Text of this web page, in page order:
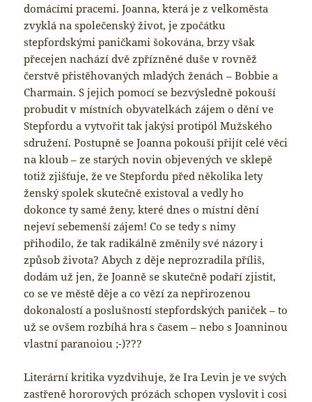
domácími pracemi. Joanna, která je z velkoměsta
zvyklá na společenský život, je zpočátku
stepfordskými paničkami šokována, brzy však
přecejen nachází dvě zpřízněné duše v rovněž
čerstvě přistěhovaných mladých ženách – Bobbie a
Charmain. S jejich pomocí se bezvýsledně pokouší
probudit v místních obyvatelkách zájem o dění ve
Stepfordu a vytvořit tak jakýsi protipól Mužského
sdružení. Postupně se Joanna pokouší přijít celé věci
na kloub – ze starých novin objevených ve sklepě
totiž zjišťuje, že ve Stepfordu před několika lety
ženský spolek skutečně existoval a vedly ho
dokonce ty samé ženy, které dnes o místní dění
nejeví sebemenší zájem! Co se tedy s nimy
přihodilo, že tak radikálně změnily své názory i
způsob života? Abych z děje neprozradila příliš,
dodám už jen, že Joanně se skutečně podaří zjistit,
co se ve městě děje a co vězí za nepřirozenou
dokonalostí a poslušností stepfordských paniček – to
už se ovšem rozbíhá hra s časem – nebo s Joanninou
vlastní paranoiou ;-)???
Literární kritika vyzdvihuje, že Ira Levin je ve svých
zastřeně hororových prózách schopen vyslovit i cosi